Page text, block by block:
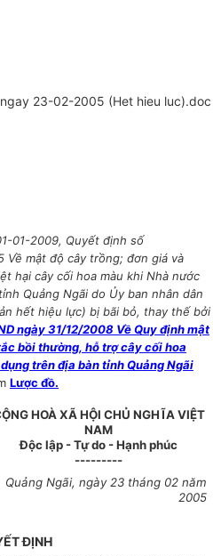
23-02-2005 (Het hieu luc).doc
01-2009, Quyết định số
mật độ cây trồng; đơn giá và
hại cây cối hoa màu khi Nhà nước
Quảng Ngãi do Ủy ban nhân dân
hết hiệu lực) bị bãi bỏ, thay thế bởi
ngày 31/12/2008 Về Quy định mật
bồi thường, hỗ trợ cây cối hoa
trên địa bàn tỉnh Quảng Ngãi
Lược đồ.
HOÀ XÃ HỘI CHỦ NGHĨA VIỆT
NAM
Độc lập - Tự do - Hạnh phúc
---------
Quảng Ngãi, ngày 23 tháng 02 năm
2005
ĐỊNH